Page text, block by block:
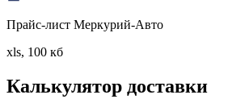
Прайс-лист Меркурий-Авто
xls, 100 кб
Калькулятор доставки